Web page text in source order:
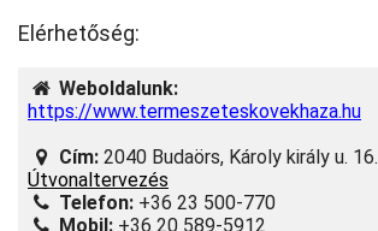
Elérhetőség:
Weboldalunk:
https://www.termeszeteskovekhaza.hu
Cím: 2040 Budaörs, Károly király u. 16.
Útvonaltervezés
Telefon: +36 23 500-770
Mobil: +36 20 589-5912